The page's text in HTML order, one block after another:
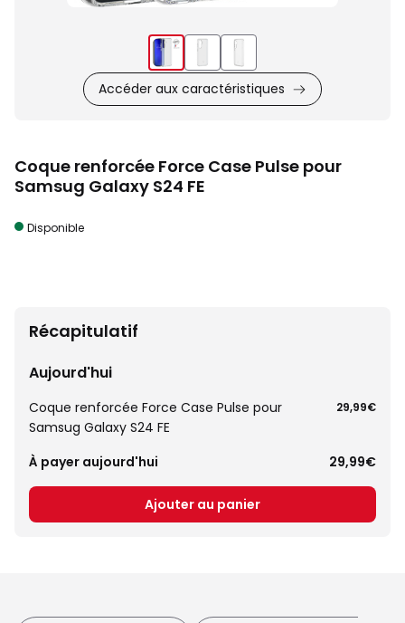
Accéder aux caractéristiques
Coque renforcée Force Case Pulse pour
Samsug Galaxy S24 FE
Disponible
Récapitulatif
Aujourd'hui
Coque renforcée Force Case Pulse pour
Samsug Galaxy S24 FE
29,99€
À payer aujourd'hui 29,99€
Ajouter au panier